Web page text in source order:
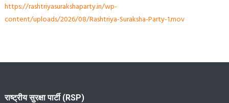
https://rashtriyasurakshaparty.in/wp-
content/uploads/2026/08/Rashtriya-Suraksha-Party-1.mov
राष्ट्रीय सुरक्षा पार्टी (RSP)